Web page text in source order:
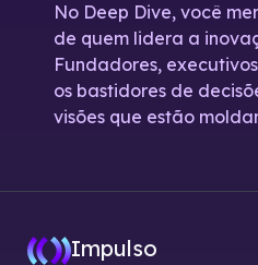
No Deep Dive, você
de quem lidera a
Fundadores,
os bastidores de
visões que estão
Impulso